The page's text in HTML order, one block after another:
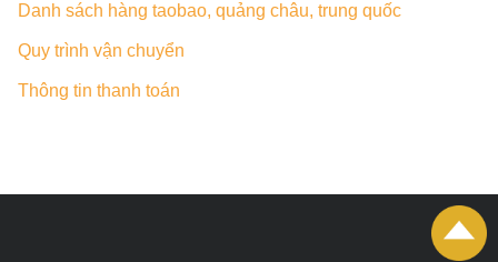
Danh sách hàng taobao, quảng châu, trung quốc
Quy trình vận chuyển
Thông tin thanh toán